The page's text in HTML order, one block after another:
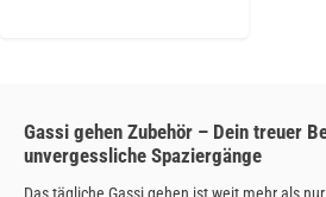
Gassi gehen Zubehör – Dein treuer
unvergessliche Spaziergänge